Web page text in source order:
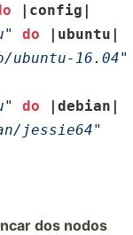
| config |
do |ubuntu|
­ubu­ntu­-16.04­"
do |debian|
je­ssi­e64­"
dos nodos